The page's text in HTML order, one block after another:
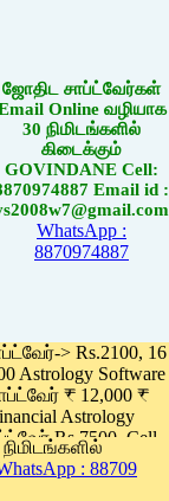
ஜோதிட சாப்ட்வேர்கள்
Online வழியாக
30 நிமிடங்களில்
கிடைக்கும்
GOVINDANE Cell:
Email id :
WhatsApp :
8870974887
> Rs.2100, 16
Astrology Software
₹ 12,000 ₹
Astrology
Rs.7500, Cell
: 88709